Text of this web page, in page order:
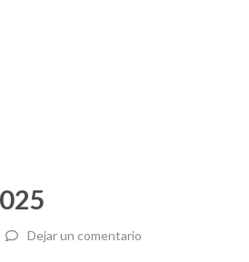
Dejar un comentario